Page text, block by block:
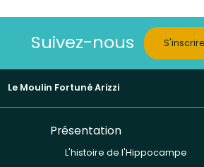
Suivez-nous
Le Moulin Fortuné Arizzi
Présentation
L'histoire de l'Hippocampe